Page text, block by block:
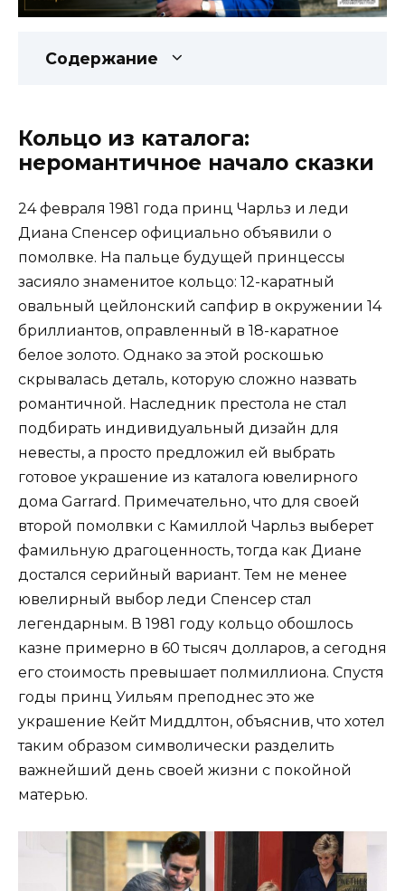
Содержание
Кольцо из каталога:
неромантичное начало сказки
24 февраля 1981 года принц Чарльз и леди
Диана Спенсер официально объявили о
помолвке. На пальце будущей принцессы
засияло знаменитое кольцо: 12-каратный
овальный цейлонский сапфир в окружении 14
бриллиантов, оправленный в 18-каратное
белое золото. Однако за этой роскошью
скрывалась деталь, которую сложно назвать
романтичной. Наследник престола не стал
подбирать индивидуальный дизайн для
невесты, а просто предложил ей выбрать
готовое украшение из каталога ювелирного
дома Garrard. Примечательно, что для своей
второй помолвки с Камиллой Чарльз выберет
фамильную драгоценность, тогда как Диане
достался серийный вариант. Тем не менее
ювелирный выбор леди Спенсер стал
легендарным. В 1981 году кольцо обошлось
казне примерно в 60 тысяч долларов, а сегодня
его стоимость превышает полмиллиона. Спустя
годы принц Уильям преподнес это же
украшение Кейт Миддлтон, объяснив, что хотел
таким образом символически разделить
важнейший день своей жизни с покойной
матерью.